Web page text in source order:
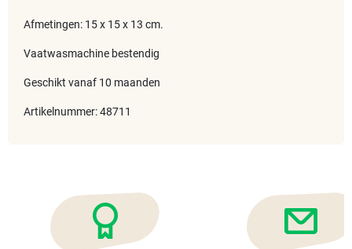
Afmetingen: 15 x 15 x 13 cm.
Vaatwasmachine bestendig
Geschikt vanaf 10 maanden
Artikelnummer: 48711